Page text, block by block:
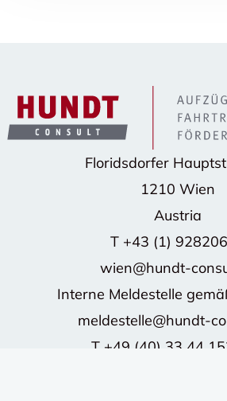
Floridsdorfer
1210 Wien
Austria
T +43 (1)
wien@hundt-
Interne Meldestelle
meldestelle@hundt-
T +49 (40) 33 44